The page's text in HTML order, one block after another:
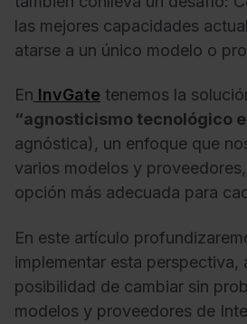
las mejores capacidades
atarse a un único modelo o
En InvGate tenemos la
“agnosticismo tecnológico
agnóstica), un enfoque que
varios modelos y
opción más adecuada para
En este artículo
implementar esta perspectiva,
posibilidad de cambiar sin
modelos y proveedores de